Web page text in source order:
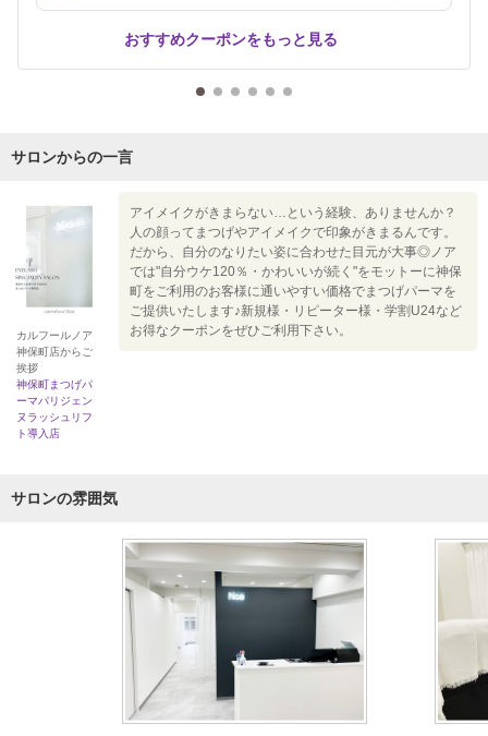
おすすめクーポンをもっと見る
サロンからの一言
カルフールノア
神保町店からご
挨拶
神保町まつげパ
ーマパリジェン
ヌラッシュリフ
ト導入店
アイメイクがきまらない…という経験、ありませんか？
人の顔ってまつげやアイメイクで印象がきまるんです。
だから、自分のなりたい姿に合わせた目元が大事◎ノア
では"自分ウケ120％・かわいいが続く"をモットーに神保
町をご利用のお客様に通いやすい価格でまつげパーマを
ご提供いたします♪新規様・リピーター様・学割U24など
お得なクーポンをぜひご利用下さい。
サロンの雰囲気